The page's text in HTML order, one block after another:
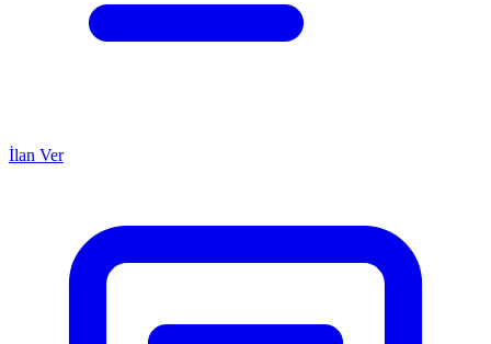
İlan Ver